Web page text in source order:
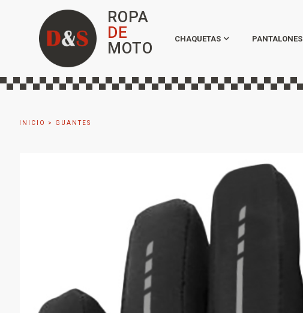
ROPA
DE
MOTO
CHAQUETAS PANTALONES
INICIO > GUANTES